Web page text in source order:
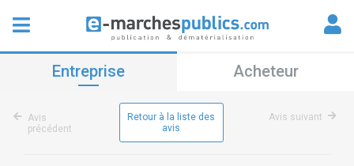
Entreprise Acheteur
Avis
précédent
Retour à la liste des
avis
Avis suivant